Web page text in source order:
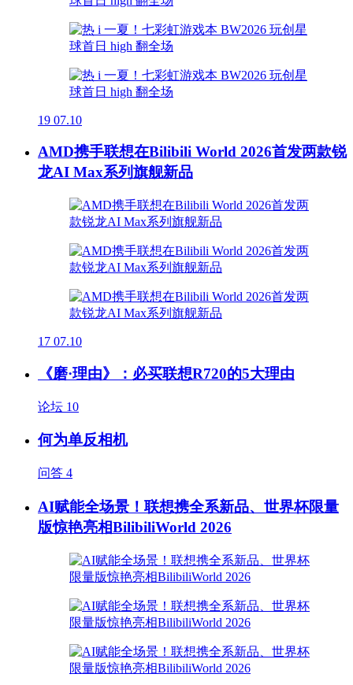
19 07.10
AMD携手联想在Bilibili World 2026首发两款锐
龙AI Max系列旗舰新品
17 07.10
《磨·理由》：必买联想R720的5大理由
论坛 10
何为单反相机
问答 4
AI赋能全场景！联想携全系新品、世界杯限量
版惊艳亮相BilibiliWorld 2026